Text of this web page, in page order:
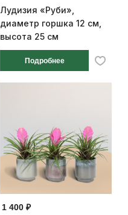
Лудизия «Руби»,
диаметр горшка 12 см,
высота 25 см
Подробнее
1 400 ₽